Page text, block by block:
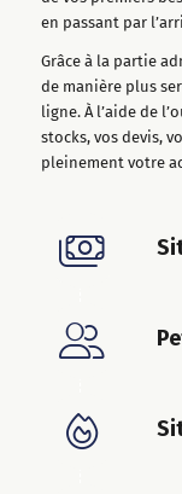
en passant par
Grâce à la partie
de manière plus
ligne. À l’aide de
stocks, vos devis,
pleinement votre